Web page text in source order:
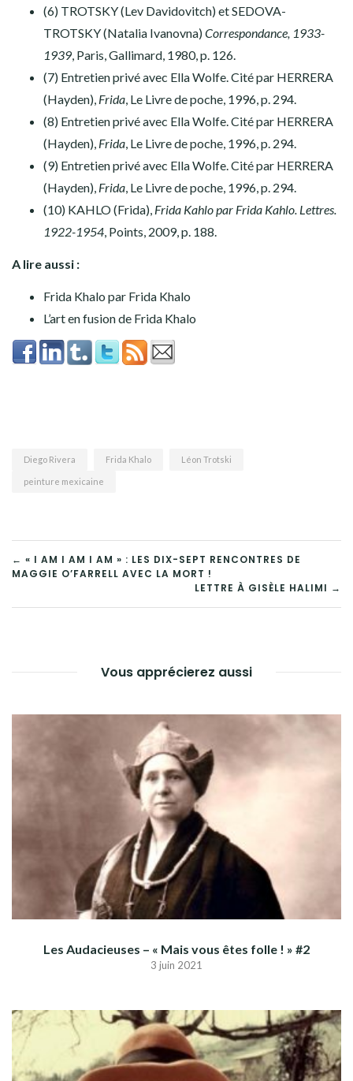
(6) TROTSKY (Lev Davidovitch) et SEDOVA-
TROTSKY (Natalia Ivanovna)Correspondance, 1933-
1939 , Paris, Gallimard, 1980, p. 126.
(7) Entretien privé avec Ella Wolfe. Cité par HERRERA
(Hayden), Frida , Le Livre de poche, 1996, p. 294.
(8) Entretien privé avec Ella Wolfe. Cité par HERRERA
(Hayden), Frida , Le Livre de poche, 1996, p. 294.
(9) Entretien privé avec Ella Wolfe. Cité par HERRERA
(Hayden), Frida , Le Livre de poche, 1996, p. 294.
(10) KAHLO (Frida), Frida Kahlo par Frida Kahlo. Lettres.
1922-1954 , Points, 2009, p. 188.
A lire aussi :
Frida Khalo par Frida Khalo
L’art en fusion de Frida Khalo
Diego Rivera Frida Khalo Léon Trotski
peinture mexicaine
NAVIGATION
DE
← « I AM I AM I AM » : LES DIX-SEPT RENCONTRES DE
MAGGIE O’FARRELL AVEC LA MORT !
LETTRE À GISÈLE HALIMI →
Vous apprécierez aussi
Les Audacieuses – « Mais vous êtes folle ! » #2
3 juin 2021